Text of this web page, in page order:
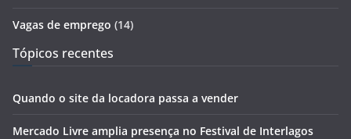
Vagas de emprego (14)
Tópicos recentes
Quando o site da locadora passa a vender
Mercado Livre amplia presença no Festival de Interlagos